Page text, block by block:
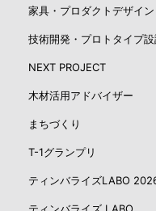
家具・プロダクトデザイン
技術開発・プロトタイプ
NEXT PROJECT
木材活用アドバイザー
まちづくり
T-1グランプリ
ティンバライズLABO